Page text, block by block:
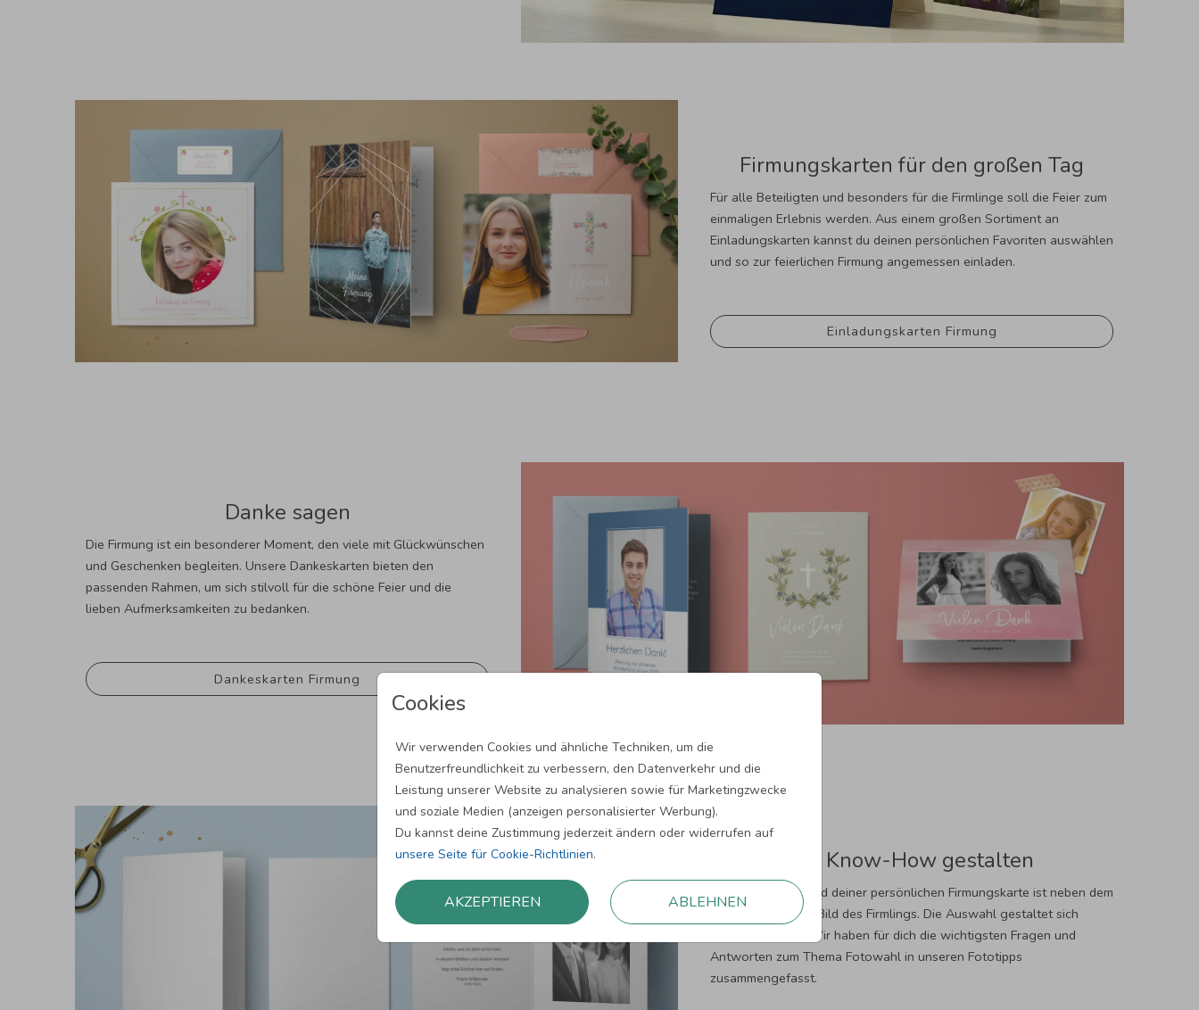
Cookies
Wir verwenden Cookies und ähnliche Techniken, um die
Benutzerfreundlichkeit zu verbessern, den Datenverkehr und die
Leistung unserer Website zu analysieren sowie für Marketingzwecke
und soziale Medien (anzeigen personalisierter Werbung).
Du kannst deine Zustimmung jederzeit ändern oder widerrufen auf
unsere Seite für Cookie-Richtlinien.
AKZEPTIEREN ABLEHNEN
Firmungskarten für den großen Tag
Für alle Beteiligten und besonders für die Firmlinge soll die Feier zum
einmaligen Erlebnis werden. Aus einem großen Sortiment an
Einladungskarten kannst du deinen persönlichen Favoriten auswählen
und so zur feierlichen Firmung angemessen einladen.
Einladungskarten Firmung
Danke sagen
Die Firmung ist ein besonderer Moment, den viele mit Glückwünschen
und Geschenken begleiten. Unsere Dankeskarten bieten den
passenden Rahmen, um sich stilvoll für die schöne Feier und die
lieben Aufmerksamkeiten zu bedanken.
Dankeskarten Firmung
Mit Know-How gestalten
Das Aushängeschild deiner persönlichen Firmungskarte ist neben dem
Text natürlich das Bild des Firmlings. Die Auswahl gestaltet sich
immer schwierig. Wir haben für dich die wichtigsten Fragen und
Antworten zum Thema Fotowahl in unseren Fototipps
zusammengefasst.